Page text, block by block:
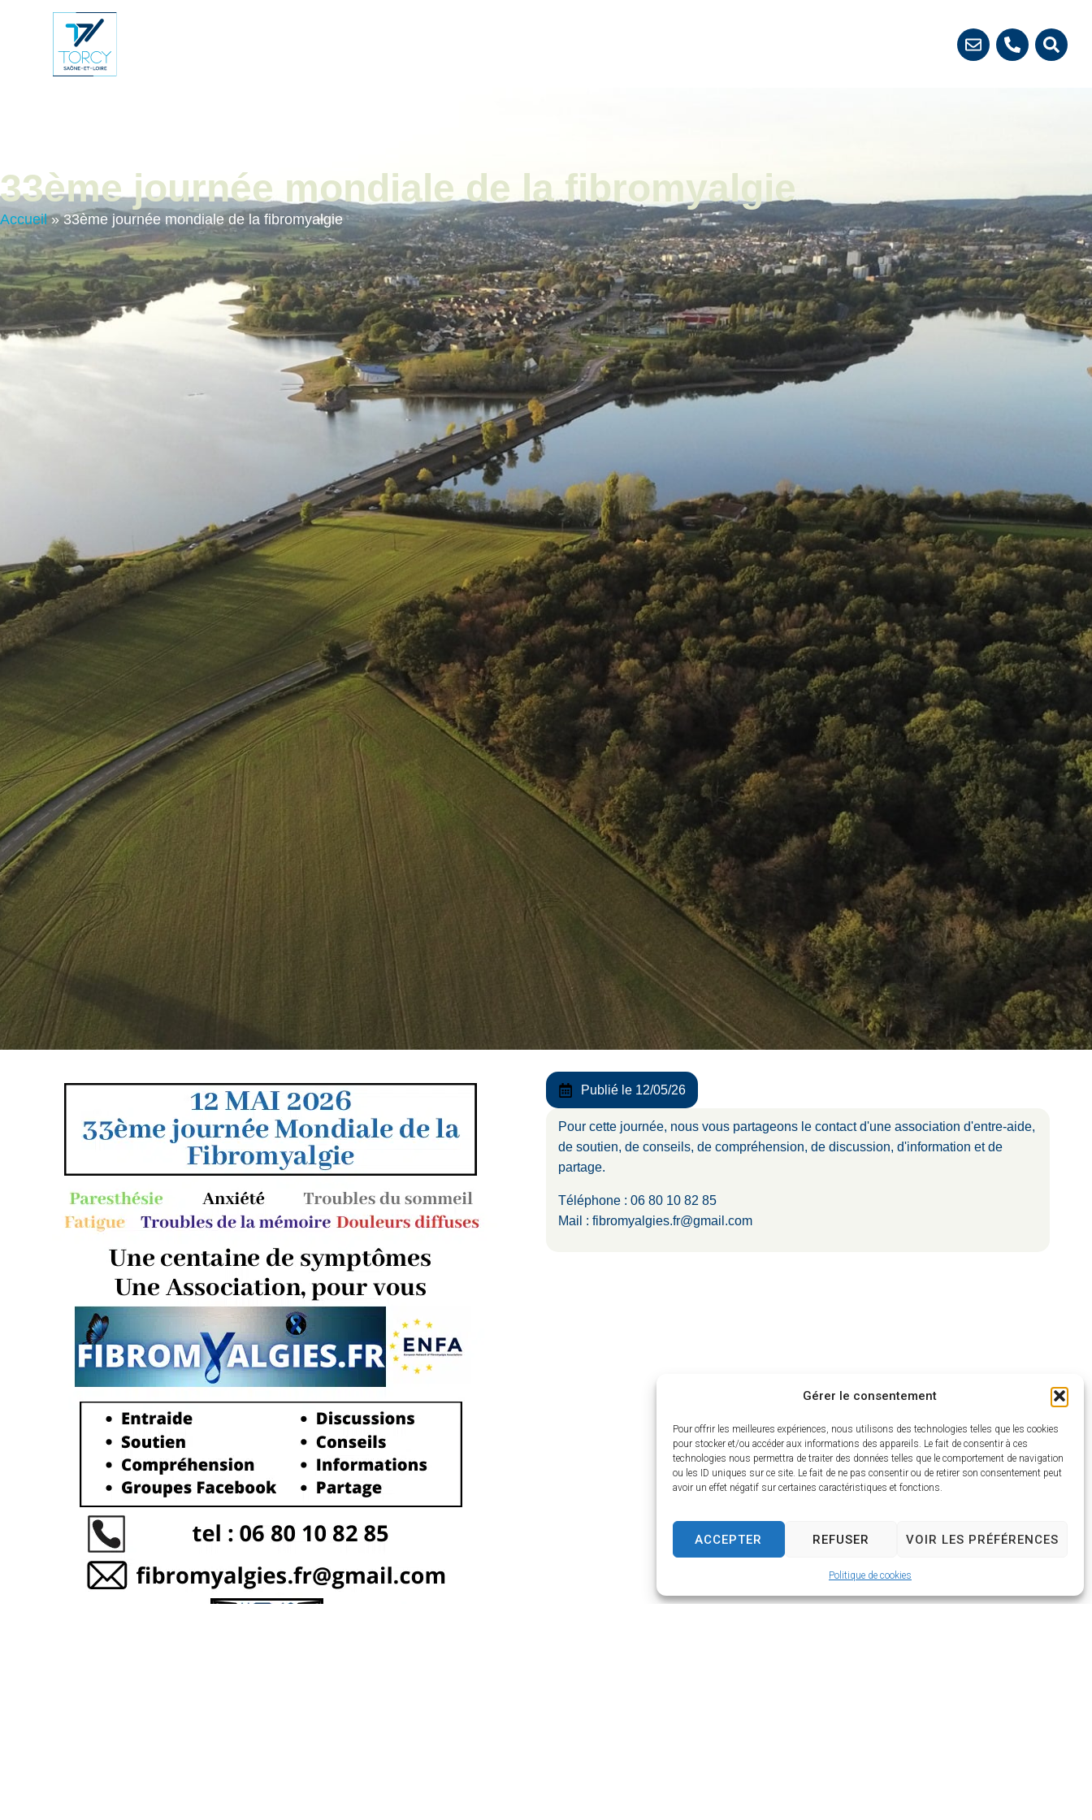
Gérer le consentement
Pour offrir les meilleures expériences, nous utilisons des technologies telles que les cookies
pour stocker et/ou accéder aux informations des appareils. Le fait de consentir à ces
technologies nous permettra de traiter des données telles que le comportement de navigation
ou les ID uniques sur ce site. Le fait de ne pas consentir ou de retirer son consentement peut
avoir un effet négatif sur certaines caractéristiques et fonctions.
ACCEPTER REFUSER VOIR LES PRÉFÉRENCES
Politique de cookies
33ème journée mondiale de la fibromyalgie
Accueil»33ème journée mondiale de la fibromyalgie
Publié le 12/05/26
Pour cette journée, nous vous partageons le contact d'une association d'entre-aide,
de soutien, de conseils, de compréhension, de discussion, d'information et de
partage.
Téléphone : 06 80 10 82 85
Mail : fibromyalgies.fr@gmail.com